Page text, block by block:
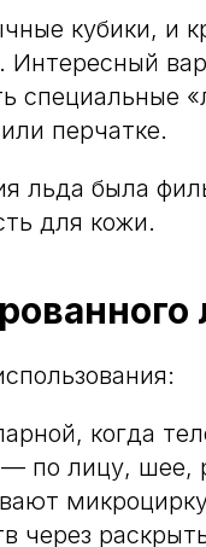
кубики, и
Интересный
специальные
перчатке.
льда была
для кожи.
когда
по лицу, шее,
через